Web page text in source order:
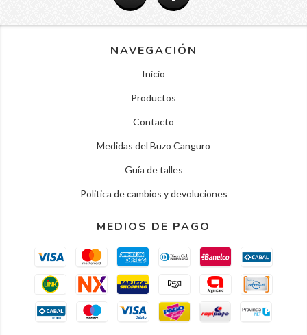
NAVEGACIÓN
Inicio
Productos
Contacto
Medidas del Buzo Canguro
Guía de talles
Politica de cambios y devoluciones
MEDIOS DE PAGO